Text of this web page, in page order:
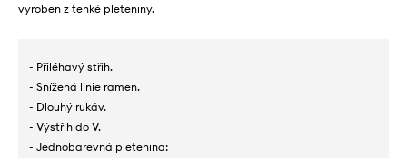
vyroben z tenké pleteniny.
- Přiléhavý střih.
- Snížená linie ramen.
- Dlouhý rukáv.
- Výstřih do V.
- Jednobarevná pletenina: